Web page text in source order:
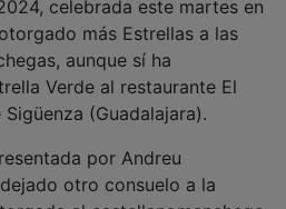
más Estrellas a las
aunque sí ha
Verde al restaurante El
(Guadalajara).
otro consuelo a la
al castellanomanchego